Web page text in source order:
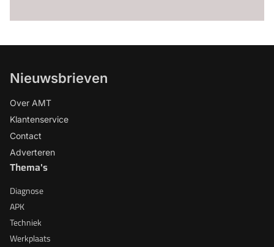
Nieuwsbrieven
Over AMT
Klantenservice
Contact
Adverteren
Thema's
Diagnose
APK
Techniek
Werkplaats